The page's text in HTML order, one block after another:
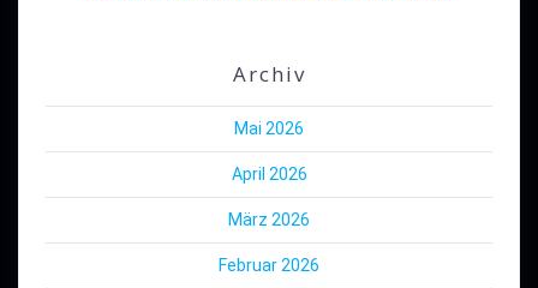
Archiv
Mai 2026
April 2026
März 2026
Februar 2026